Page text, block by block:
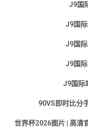
J9国
J9国
J9国
J9国
J9国际
90VS即时比分
世界杯2026图片 | 高清